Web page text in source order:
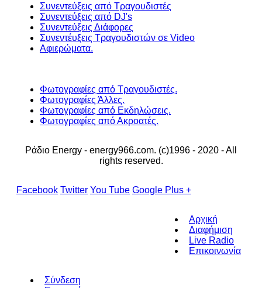
Συνεντεύξεις από Τραγουδιστές
Συνεντεύξεις από DJ's
Συνεντεύξεις Διάφορες
Συνεντέυξεις Τραγουδιστών σε Video
Αφιερώματα.
Φωτογραφίες από Τραγουδιστές.
Φωτογραφίες Άλλες.
Φωτογραφίες από Εκδηλώσεις.
Φωτογραφίες από Ακροατές.
Ράδιο Energy - energy966.com. (c)1996 - 2020 - All
rights reserved.
Facebook Twitter You Tube Google Plus +
Αρχική
Διαφήμιση
Live Radio
Επικοινωνία
Σύνδεση